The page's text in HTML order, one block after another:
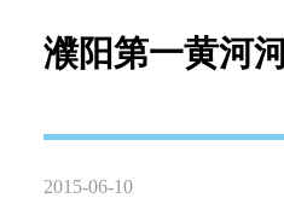
濮阳第一黄河
2015-06-10